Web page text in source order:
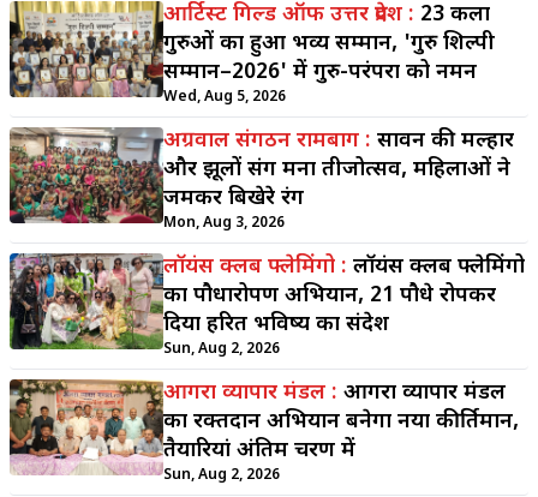
आर्टिस्ट गिल्ड ऑफ उत्तर प्रदेश : 23 कला
गुरुओं का हुआ भव्य सम्मान, 'गुरु शिल्पी
सम्मान–2026' में गुरु-परंपरा को नमन
Wed, Aug 5, 2026
अग्रवाल संगठन रामबाग : सावन की मल्हार
और झूलों संग मना तीजोत्सव, महिलाओं ने
जमकर बिखेरे रंग
Mon, Aug 3, 2026
लॉयंस क्लब फ्लेमिंगो : लॉयंस क्लब फ्लेमिंगो
का पौधारोपण अभियान, 21 पौधे रोपकर
दिया हरित भविष्य का संदेश
Sun, Aug 2, 2026
आगरा व्यापार मंडल : आगरा व्यापार मंडल
का रक्तदान अभियान बनेगा नया कीर्तिमान,
तैयारियां अंतिम चरण में
Sun, Aug 2, 2026